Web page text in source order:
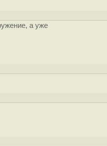
а уже